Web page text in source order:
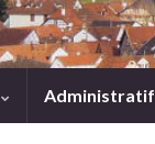
Administratif